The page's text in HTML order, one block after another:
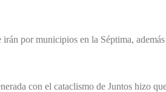
irán por municipios en la Séptima,
con el cataclismo de Juntos hizo